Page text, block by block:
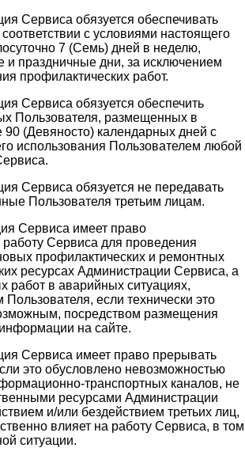
Сервиса обязуется обеспечивать
с условиями настоящего
7 (Семь) дней в неделю,
и праздничные дни, за исключением
профилактических работ.
Сервиса обязуется обеспечить
Пользователя, размещенных в
90 (Девяносто) календарных дней с
использования Пользователем любой
Сервиса обязуется не передавать
Пользователя третьим лицам.
Сервиса имеет право
работу Сервиса для проведения
профилактических и ремонтных
ресурсах Администрации Сервиса, а
работ в аварийных ситуациях,
если технически это
посредством размещения
на сайте.
Сервиса имеет право прерывать
это обусловлено невозможностью
транспортных каналов, не
ресурсами Администрации
и/или бездействием третьих лиц,
влияет на работу Сервиса, в том
ситуации.